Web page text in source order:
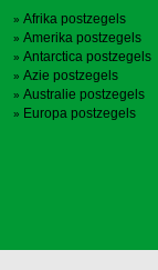
Afrika postzegels
Amerika postzegels
Antarctica postzegels
Azie postzegels
Australie postzegels
Europa postzegels